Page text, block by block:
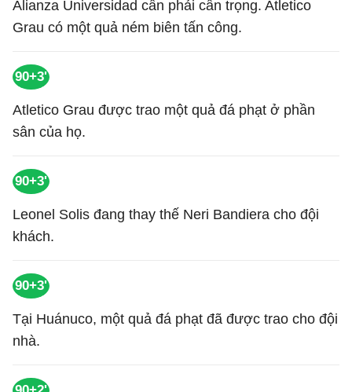
Alianza Universidad cần phải cẩn trọng. Atletico
Grau có một quả ném biên tấn công.
90+3'
Atletico Grau được trao một quả đá phạt ở phần
sân của họ.
90+3'
Leonel Solis đang thay thế Neri Bandiera cho đội
khách.
90+3'
Tại Huánuco, một quả đá phạt đã được trao cho đội
nhà.